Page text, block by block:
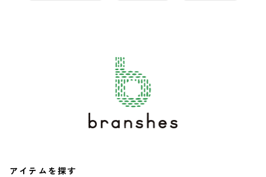
アイテムを探す